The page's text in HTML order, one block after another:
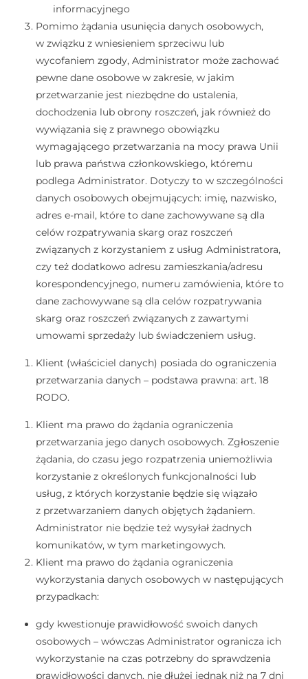
informacyjnego
Pomimo żądania usunięcia danych osobowych,
w związku z wniesieniem sprzeciwu lub
wycofaniem zgody, Administrator może zachować
pewne dane osobowe w zakresie, w jakim
przetwarzanie jest niezbędne do ustalenia,
dochodzenia lub obrony roszczeń, jak również do
wywiązania się z prawnego obowiązku
wymagającego przetwarzania na mocy prawa Unii
lub prawa państwa członkowskiego, któremu
podlega Administrator. Dotyczy to w szczególności
danych osobowych obejmujących: imię, nazwisko,
adres e-mail, które to dane zachowywane są dla
celów rozpatrywania skarg oraz roszczeń
związanych z korzystaniem z usług Administratora,
czy też dodatkowo adresu zamieszkania/adresu
korespondencyjnego, numeru zamówienia, które to
dane zachowywane są dla celów rozpatrywania
skarg oraz roszczeń związanych z zawartymi
umowami sprzedaży lub świadczeniem usług.
Klient (właściciel danych) posiada do ograniczenia
przetwarzania danych – podstawa prawna: art. 18
RODO.
Klient ma prawo do żądania ograniczenia
przetwarzania jego danych osobowych. Zgłoszenie
żądania, do czasu jego rozpatrzenia uniemożliwia
korzystanie z określonych funkcjonalności lub
usług, z których korzystanie będzie się wiązało
z przetwarzaniem danych objętych żądaniem.
Administrator nie będzie też wysyłał żadnych
komunikatów, w tym marketingowych.
Klient ma prawo do żądania ograniczenia
wykorzystania danych osobowych w następujących
przypadkach:
gdy kwestionuje prawidłowość swoich danych
osobowych – wówczas Administrator ogranicza ich
wykorzystanie na czas potrzebny do sprawdzenia
prawidłowości danych, nie dłużej jednak niż na 7 dni